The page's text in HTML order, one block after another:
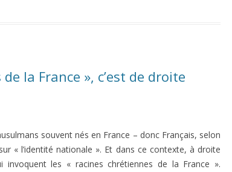
la France », c’est de droite
souvent nés en France – donc Français, selon
« l’identité nationale ». Et dans ce contexte, à droite
les « racines chrétiennes de la France ».